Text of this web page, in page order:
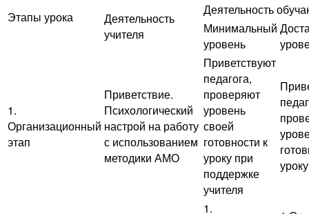
Этапы урока
Деятельность
учителя
Деятельность
Минимальный
уровень
1.
Организационный
этап
Приветствие.
Психологический
настрой на работу
с использованием
методики АМО
Приветствуют
педагога,
проверяют
уровень
своей
готовности к
уроку при
поддержке
учителя
уроку
1.